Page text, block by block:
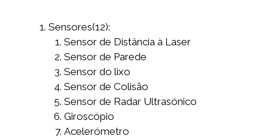
Sensores(12):
Sensor de Distância à Laser
Sensor de Parede
Sensor do lixo
Sensor de Colisão
Sensor de Radar Ultrasónico
Giroscópio
Acelerómetro